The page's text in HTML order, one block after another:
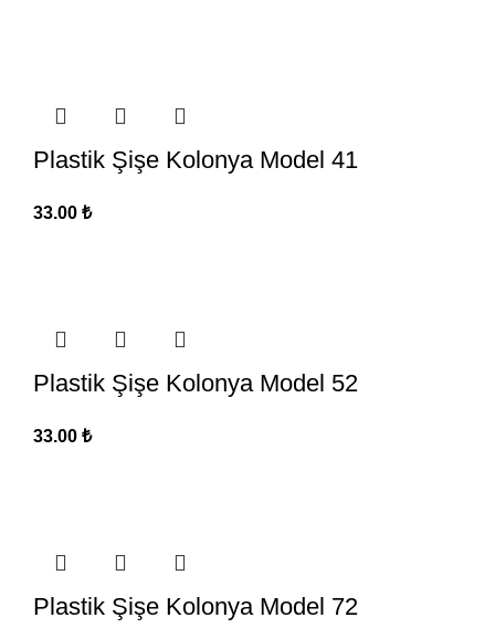
Plastik Şişe Kolonya Model 41
33.00 ₺
Plastik Şişe Kolonya Model 52
33.00 ₺
Plastik Şişe Kolonya Model 72